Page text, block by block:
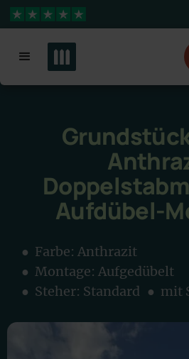
Wähle ein anderes Land, um
Standort zu sehen
4,3 Sterne
Aufdübel-
● Farbe: Anthrazit
● Montage: Aufgedübelt
● Steher: Standard ● mit